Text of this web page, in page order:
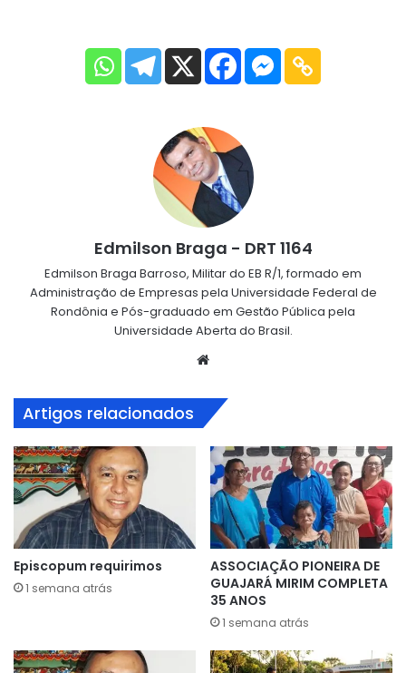
Edmilson Braga - DRT 1164
Edmilson Braga Barroso, Militar do EB R/1, formado em
Administração de Empresas pela Universidade Federal de
Rondônia e Pós-graduado em Gestão Pública pela
Universidade Aberta do Brasil.
Artigos relacionados
Episcopum requirimos
1 semana atrás
ASSOCIAÇÃO PIONEIRA DE
GUAJARÁ MIRIM COMPLETA
35 ANOS
1 semana atrás